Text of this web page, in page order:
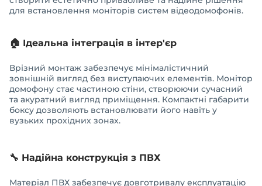
для встановлення моніторів систем відеодомофонів.
🏠 Ідеальна інтеграція в інтер'єр
Врізний монтаж забезпечує мінімалістичний
зовнішній вигляд без виступаючих елементів. Монітор
домофону стає частиною стіни, створюючи сучасний
та акуратний вигляд приміщення. Компактні габарити
боксу дозволяють встановлювати його навіть у
вузьких прохідних зонах.
🔧 Надійна конструкція з ПВХ
Матеріал ПВХ забезпечує довготривалу експлуатацію